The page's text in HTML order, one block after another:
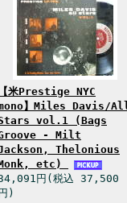
【米Prestige NYC
】Miles Davis/
vol.1 (Bags
- Milt
Thelonious
etc)
円(税込 37,500
円)